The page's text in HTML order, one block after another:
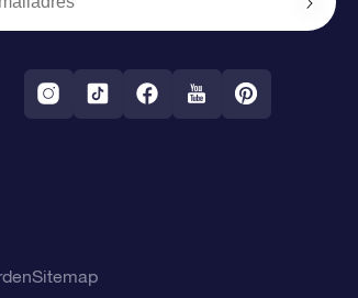
Sitemap